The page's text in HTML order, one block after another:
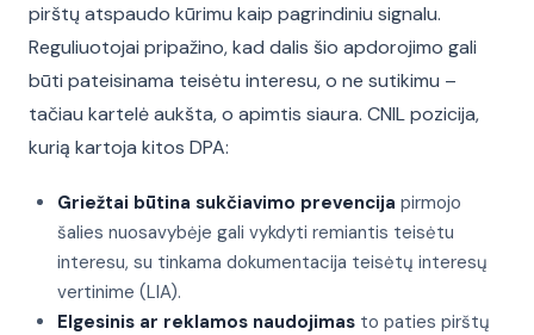
pirštų atspaudo kūrimu kaip pagrindiniu signalu.
Reguliuotojai pripažino, kad dalis šio apdorojimo gali
būti pateisinama teisėtu interesu, o ne sutikimu –
tačiau kartelė aukšta, o apimtis siaura. CNIL pozicija,
kurią kartoja kitos DPA:
Griežtai būtina sukčiavimo prevencija pirmojo
šalies nuosavybėje gali vykdyti remiantis teisėtu
interesu, su tinkama dokumentacija teisėtų interesų
vertinime (LIA).
Elgesinis ar reklamos naudojimas to paties pirštų